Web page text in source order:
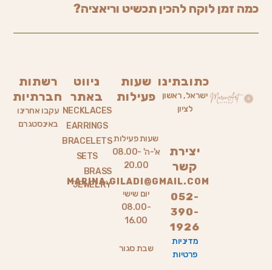
כמה זמן לוקח להכין תכשיט וריאציה?
כתובתינו
ישראל, ראשון
לציון
יצירת
קשר
MARINA.GILADI@GMAIL.COM
052-
390-
1926
מדיניות
פרטיות
שעות
פעילות
שעות פעילות
א'-ה' 08.00-
20.00
יום שישי
08.00-
16.00
שבת סגור
ניווט
באתר
NECKLACES
EARRINGS
BRACELETS
SETS
BRASS
JEWELRY
רשתות
חברתיות
עקבו אחרינו
באינסטגרם